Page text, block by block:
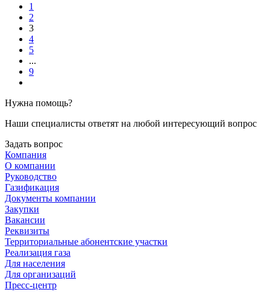
1
2
3
4
5
...
9
Нужна помощь?
Наши специалисты ответят на любой интересующий вопрос
Задать вопрос
Компания
О компании
Руководство
Газификация
Документы компании
Закупки
Вакансии
Реквизиты
Территориальные абонентские участки
Реализация газа
Для населения
Для организаций
Пресс-центр